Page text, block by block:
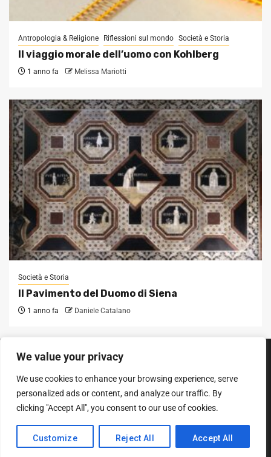
We value your privacy
We use cookies to enhance your browsing experience, serve
personalized ads or content, and analyze our traffic. By
clicking "Accept All", you consent to our use of cookies.
Customize Reject All Accept All
Antropologia & Religione Riflessioni sul mondo Società e Storia
Il viaggio morale dell’uomo con Kohlberg
1 anno fa Melissa Mariotti
Società e Storia
Il Pavimento del Duomo di Siena
1 anno fa Daniele Catalano
SEGUICI SUI SOCIAL
Facebook
Instagram
YouTube
Diritto d'autore © Tutti i diritti riservati. Newsphereentro AF
themes.